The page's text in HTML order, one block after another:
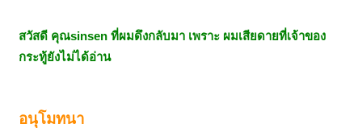
____________________________________________
สวัสดี คุณsinsen ที่ผมดึงกลับมา เพราะ ผมเสียดายที่เจ้าของ
กระทู้ยังไม่ได้อ่าน
อนุโมทนา